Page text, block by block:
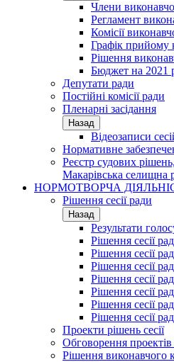
Члени
Регламент
Комісії
Графік прийому
Рішення
Бюджет на 2021
Депутати ради
Постійні комісії ради
Пленарні засідання
Назад
Відеозаписи
Нормативне
Реєстр судових
Макарівська селищна
НОРМОТВОРЧА
Рішення сесії ради
Назад
Результати
Рішення сесії
Рішення сесії
Рішення сесії
Рішення сесії
Рішення сесії
Рішення сесії
Рішення сесії
Проекти рішень сесії
Обговорення проектів
Рішення виконавчого